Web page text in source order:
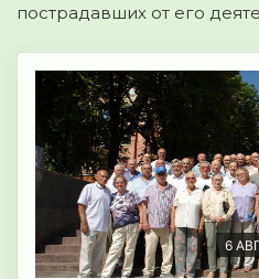
пострадавших от его
6